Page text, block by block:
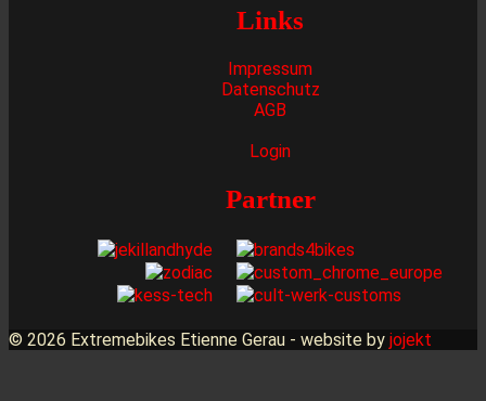
Links
Impressum
Datenschutz
AGB
Login
Partner
© 2026 Extremebikes Etienne Gerau - website by jojekt